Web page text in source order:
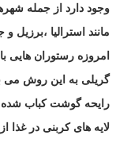
وجود دارد از جمله
مانند استرالیا
امروزه رستوران هایی
گریلی به این روش می
رایحه گوشت کباب شده
لایه های کربنی در غذا